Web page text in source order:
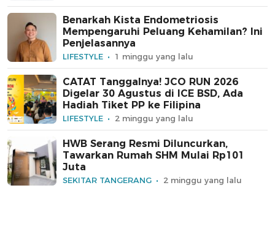
Benarkah Kista Endometriosis
Mempengaruhi Peluang Kehamilan? Ini
Penjelasannya
LIFESTYLE 1 minggu yang lalu
CATAT Tanggalnya! JCO RUN 2026
Digelar 30 Agustus di ICE BSD, Ada
Hadiah Tiket PP ke Filipina
LIFESTYLE 2 minggu yang lalu
HWB Serang Resmi Diluncurkan,
Tawarkan Rumah SHM Mulai Rp101
Juta
SEKITAR TANGERANG 2 minggu yang lalu